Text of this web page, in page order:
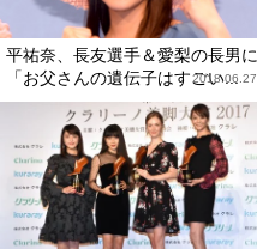
平祐奈、長友選手＆愛梨の長男に
「お父さんの遺伝子はすごい...
2018.06.27